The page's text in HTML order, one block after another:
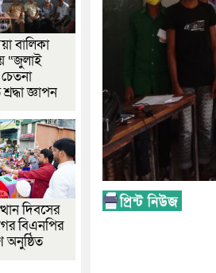
বালিকা
“জুলাই
জ্ঞাপন
দিবসের
বিএনপির
অনুষ্ঠিত